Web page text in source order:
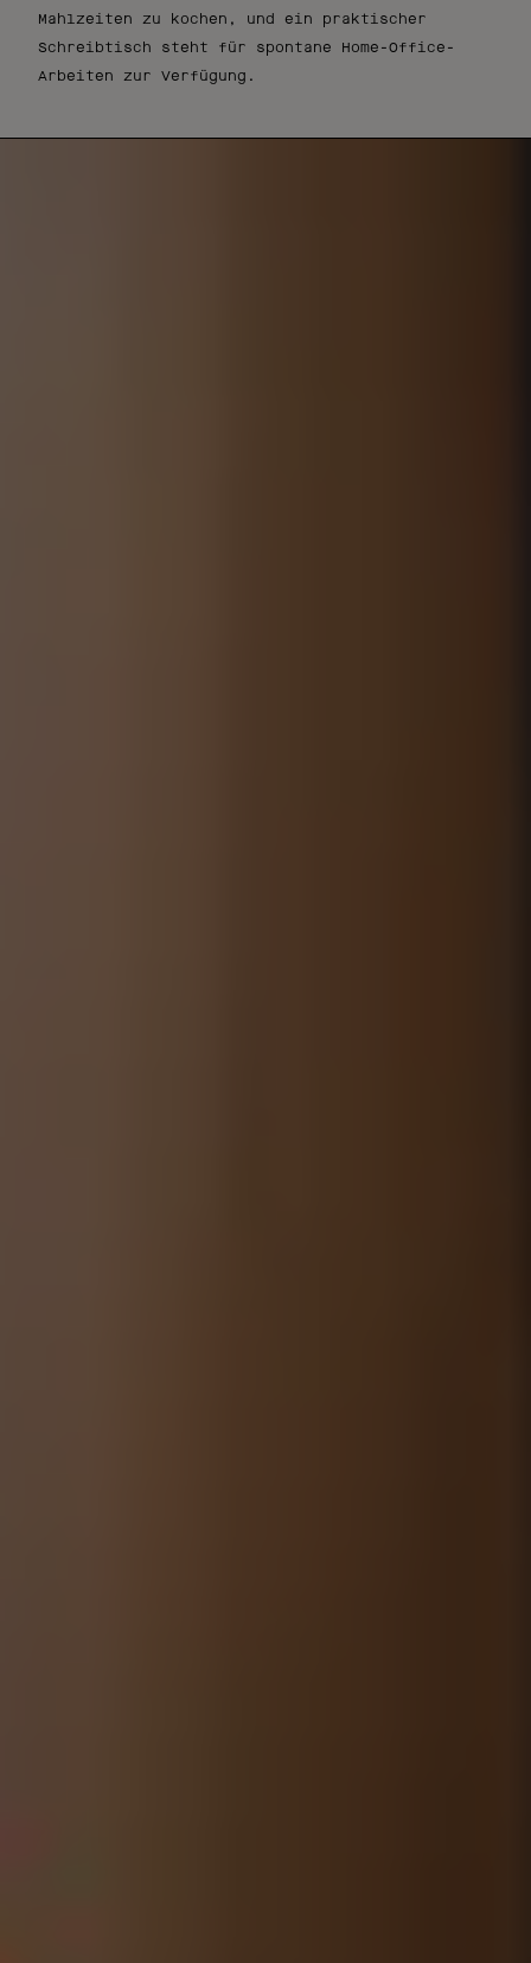
Mahlzeiten zu kochen, und ein praktischer
Schreibtisch steht für spontane Home-Office-
Arbeiten zur Verfügung.